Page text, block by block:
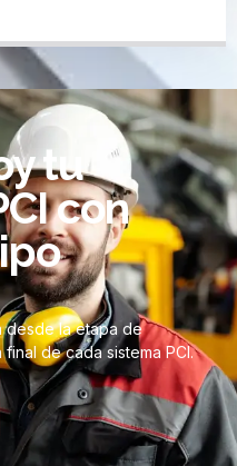
tu
con
desde la etapa de
de cada sistema PCI.